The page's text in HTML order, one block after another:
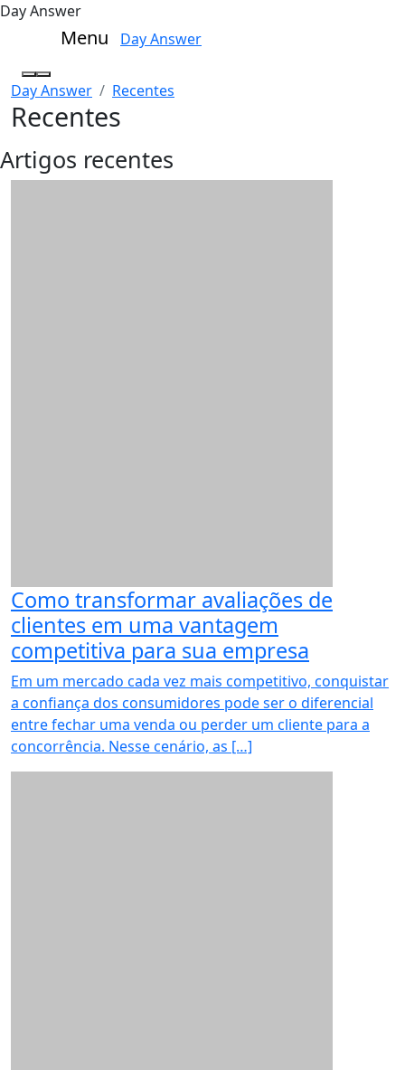
Day Answer
Menu Day Answer
Day Answer Recentes
Recentes
Artigos recentes
Como transformar avaliações de
clientes em uma vantagem
competitiva para sua empresa
Em um mercado cada vez mais competitivo, conquistar
a confiança dos consumidores pode ser o diferencial
entre fechar uma venda ou perder um cliente para a
concorrência. Nesse cenário, as […]